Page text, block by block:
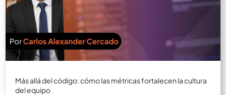
Más allá del código: cómo las métricas fortalecen la cultura
del equipo